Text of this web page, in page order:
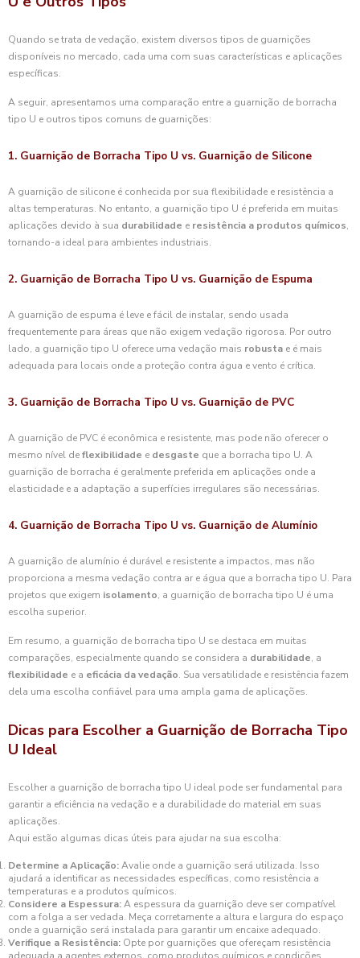
Quando se trata de vedação, existem diversos tipos de guarnições
disponíveis no mercado, cada uma com suas características e aplicações
específicas.
A seguir, apresentamos uma comparação entre a guarnição de borracha
tipo U e outros tipos comuns de guarnições:
1. Guarnição de Borracha Tipo U vs. Guarnição de Silicone
A guarnição de silicone é conhecida por sua flexibilidade e resistência a
altas temperaturas. No entanto, a guarnição tipo U é preferida em muitas
aplicações devido à sua durabilidade e resistência a produtos químicos,
tornando-a ideal para ambientes industriais.
2. Guarnição de Borracha Tipo U vs. Guarnição de Espuma
A guarnição de espuma é leve e fácil de instalar, sendo usada
frequentemente para áreas que não exigem vedação rigorosa. Por outro
lado, a guarnição tipo U oferece uma vedação mais robusta e é mais
adequada para locais onde a proteção contra água e vento é crítica.
3. Guarnição de Borracha Tipo U vs. Guarnição de PVC
A guarnição de PVC é econômica e resistente, mas pode não oferecer o
mesmo nível deflexibilidade e desgaste que a borracha tipo U. A
guarnição de borracha é geralmente preferida em aplicações onde a
elasticidade e a adaptação a superfícies irregulares são necessárias.
4. Guarnição de Borracha Tipo U vs. Guarnição de Alumínio
A guarnição de alumínio é durável e resistente a impactos, mas não
proporciona a mesma vedação contra ar e água que a borracha tipo U. Para
projetos que exigem isolamento, a guarnição de borracha tipo U é uma
escolha superior.
Em resumo, a guarnição de borracha tipo U se destaca em muitas
comparações, especialmente quando se considera a durabilidade, a
flexibilidade e a eficácia da vedação. Sua versatilidade e resistência fazem
dela uma escolha confiável para uma ampla gama de aplicações.
Dicas para Escolher a Guarnição de Borracha Tipo
U Ideal
Escolher a guarnição de borracha tipo U ideal pode ser fundamental para
garantir a eficiência na vedação e a durabilidade do material em suas
aplicações.
Aqui estão algumas dicas úteis para ajudar na sua escolha:
Determine a Aplicação:Avalie onde a guarnição será utilizada. Isso
ajudará a identificar as necessidades específicas, como resistência a
temperaturas e a produtos químicos.
Considere a Espessura:A espessura da guarnição deve ser compatível
com a folga a ser vedada. Meça corretamente a altura e largura do espaço
onde a guarnição será instalada para garantir um encaixe adequado.
Verifique a Resistência: Opte por guarnições que ofereçam resistência